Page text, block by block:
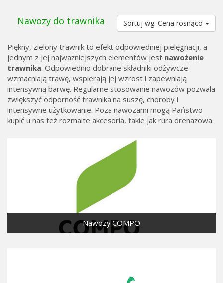
Nawozy do trawnika Sortuj wg: Cena rosnąco
Piękny, zielony trawnik to efekt odpowiedniej pielęgnacji, a
jednym z jej najważniejszych elementów jest nawożenie
trawnika. Odpowiednio dobrane składniki odżywcze
wzmacniają trawę, wspierają jej wzrost i zapewniają
intensywną barwę. Regularne stosowanie nawozów pozwala
zwiększyć odporność trawnika na suszę, choroby i
intensywne użytkowanie. Poza nawozami mogą Państwo
kupić u nas też rozmaite akcesoria, takie jak rura drenażowa.
Nawozy COMPO